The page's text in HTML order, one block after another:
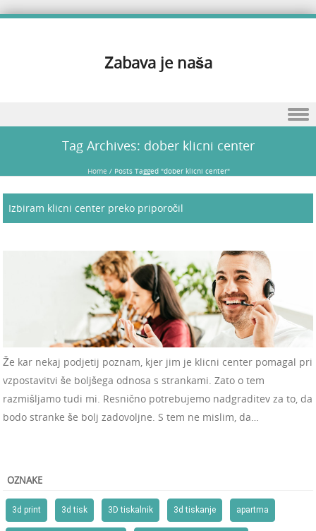
Zabava je naša
Tag Archives: dober klicni center
Home / Posts Tagged "dober klicni center"
Izbiram klicni center preko priporočil
Že kar nekaj podjetij poznam, kjer jim je klicni center pomagal pri
vzpostavitvi še boljšega odnosa s strankami. Zato o tem
razmišljamo tudi mi. Resnično potrebujemo nadgraditev za to, da
bodo stranke še bolj zadovoljne. S tem ne mislim, da…
OZNAKE
3d print 3d tisk 3D tiskalnik 3d tiskanje apartma